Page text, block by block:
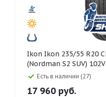
Ikon Ikon 235/55 R20 Character Aqua SUV
(Nordman S2 SUV) 102V
Есть в наличии (27)
17 960 руб.